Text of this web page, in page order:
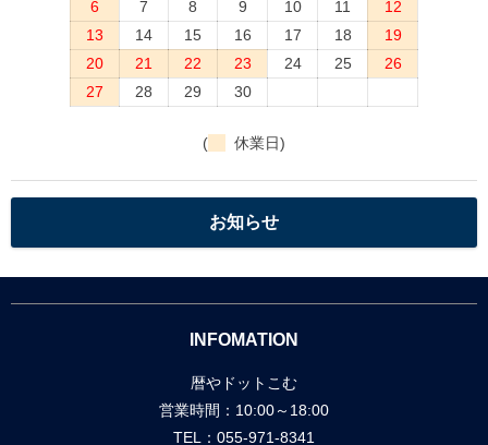
6
7 8 9 10 11
12
13
14 15 16 17 18
19
20
21 22 23 24 25
26
27
28 29 30
( 休業日)
お知らせ
INFOMATION
暦やドットこむ
営業時間：10:00～18:00
TEL：055-971-8341